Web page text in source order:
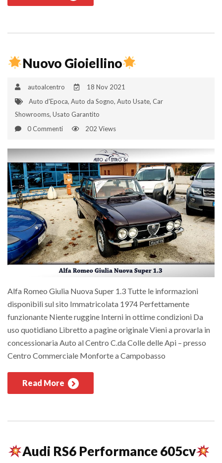
Nuovo Gioiellino
autoalcentro
18 Nov 2021
Auto d'Epoca, Auto da Sogno, Auto Usate, Car
Showrooms, Usato Garantito
0 Commenti
202 Views
Alfa Romeo Giulia Nuova Super 1.3 Tutte le informazioni
disponibili sul sito Immatricolata 1974 Perfettamente
funzionante Niente ruggine Interni in ottime condizioni Da
uso quotidiano Libretto a pagine originale Vieni a provarla in
concessionaria Auto al Centro C.da Colle delle Api – presso
Centro Commerciale Monforte a Campobasso
Read More
Audi RS6 Performance 605cv